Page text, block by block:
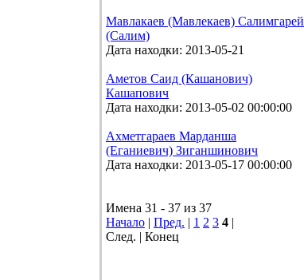
Мавлакаев (Мавлекаев) Салимгарей
(Салим)
Дата находки: 2013-05-21
Аметов Саид (Кашанович)
Кашапович
Дата находки: 2013-05-02 00:00:00
Ахметгараев Марданша
(Еганиевич) Зиганшинович
Дата находки: 2013-05-17 00:00:00
Имена 31 - 37 из 37
Начало | Пред. | 1 2 3 4 |
След. | Конец